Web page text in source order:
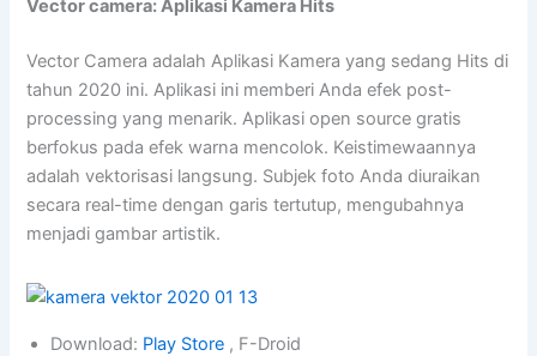
Vector camera: Aplikasi Kamera Hits
Vector Camera adalah Aplikasi Kamera yang sedang Hits di
tahun 2020 ini. Aplikasi ini memberi Anda efek post-
processing yang menarik. Aplikasi open source gratis
berfokus pada efek warna mencolok. Keistimewaannya
adalah vektorisasi langsung. Subjek foto Anda diuraikan
secara real-time dengan garis tertutup, mengubahnya
menjadi gambar artistik.
Download: Play Store , F-Droid